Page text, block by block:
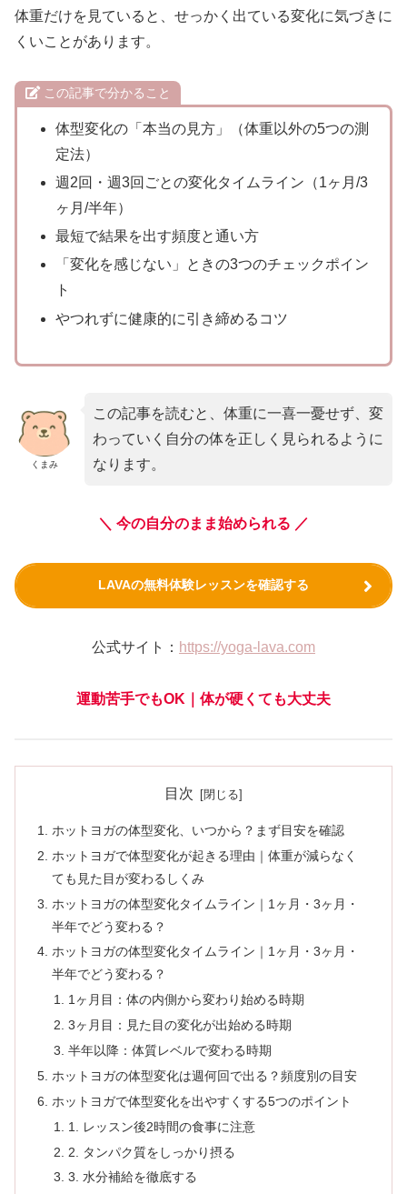
体重だけを見ていると、せっかく出ている変化に気づきに
くいことがあります。
この記事で分かること
体型変化の「本当の見方」（体重以外の5つの測
定法）
週2回・週3回ごとの変化タイムライン（1ヶ月/3
ヶ月/半年）
最短で結果を出す頻度と通い方
「変化を感じない」ときの3つのチェックポイン
ト
やつれずに健康的に引き締めるコツ
くまみ
この記事を読むと、体重に一喜一憂せず、変
わっていく自分の体を正しく見られるように
なります。
＼ 今の自分のまま始められる ／
LAVAの無料体験レッスンを確認する
公式サイト： https://yoga-lava.com
運動苦手でもOK｜体が硬くても大丈夫
目次
ホットヨガの体型変化、いつから？まず目安を確認
ホットヨガで体型変化が起きる理由｜体重が減らなく
ても見た目が変わるしくみ
ホットヨガの体型変化タイムライン｜1ヶ月・3ヶ月・
半年でどう変わる？
ホットヨガの体型変化タイムライン｜1ヶ月・3ヶ月・
半年でどう変わる？
1ヶ月目：体の内側から変わり始める時期
3ヶ月目：見た目の変化が出始める時期
半年以降：体質レベルで変わる時期
ホットヨガの体型変化は週何回で出る？頻度別の目安
ホットヨガで体型変化を出やすくする5つのポイント
1. レッスン後2時間の食事に注意
2. タンパク質をしっかり摂る
3. 水分補給を徹底する